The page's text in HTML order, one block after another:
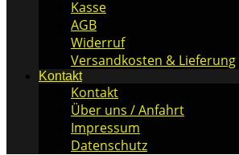
Kasse
AGB
Widerruf
Versandkosten & Lieferung
Kontakt
Kontakt
Über uns / Anfahrt
Impressum
Datenschutz